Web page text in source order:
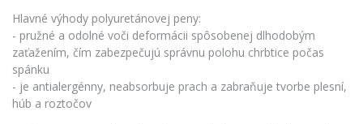
Hlavné výhody polyuretánovej peny:
- pružné a odolné voči deformácii spôsobenej dlhodobým
zaťažením, čím zabezpečujú správnu polohu chrbtice počas
spánku
- je antialergénny, neabsorbuje prach a zabraňuje tvorbe plesní,
húb a roztočov